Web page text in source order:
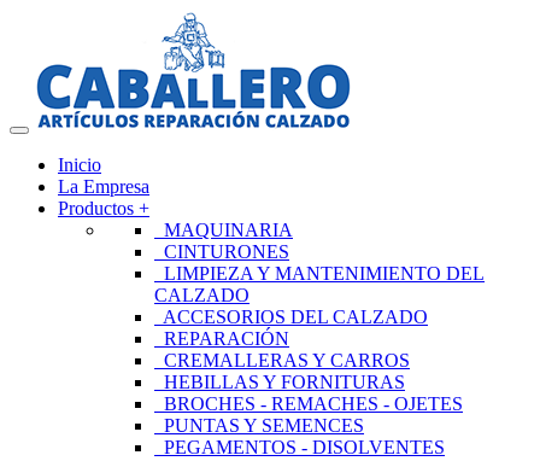
Inicio
La Empresa
Productos +
MAQUINARIA
CINTURONES
LIMPIEZA Y MANTENIMIENTO DEL
CALZADO
ACCESORIOS DEL CALZADO
REPARACIÓN
CREMALLERAS Y CARROS
HEBILLAS Y FORNITURAS
BROCHES - REMACHES - OJETES
PUNTAS Y SEMENCES
PEGAMENTOS - DISOLVENTES